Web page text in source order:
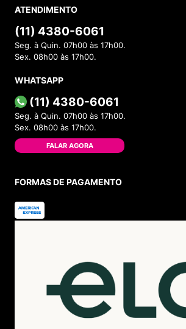
ATENDIMENTO
(11) 4380-6061
Seg. à Quin. 07h00 às 17h00.
Sex. 08h00 às 17h00.
WHATSAPP
(11) 4380-6061
Seg. à Quin. 07h00 às 17h00.
Sex. 08h00 às 17h00.
FALAR AGORA
FORMAS DE PAGAMENTO